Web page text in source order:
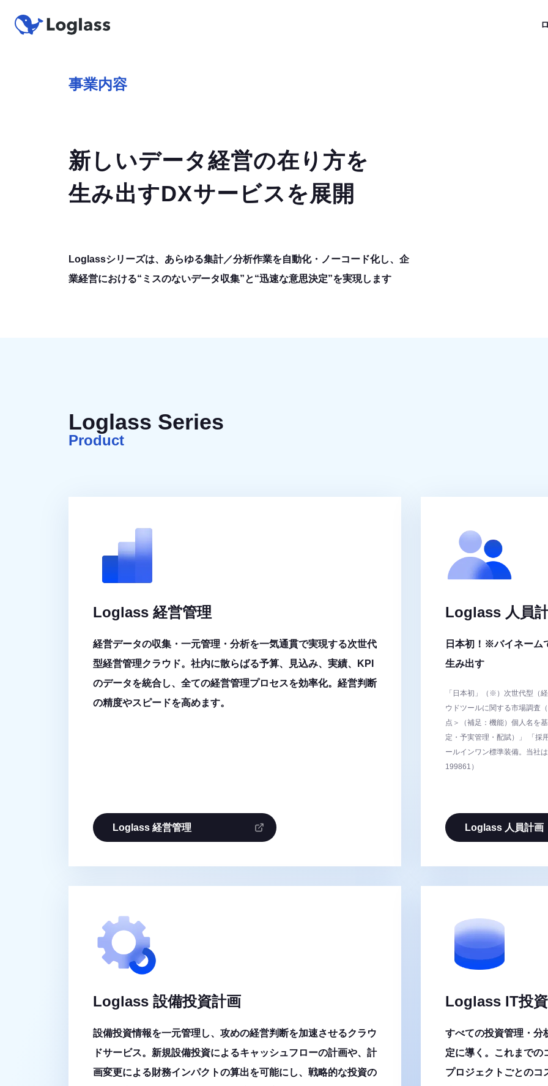
事業内容
新しいデータ経営の在り方を
生み出すDXサービスを展開
Loglassシリーズは、あらゆる集計／分析作業を自動化・ノーコード化し、企
業経営における“ミスのないデータ収集”と“迅速な意思決定”を実現します
Loglass Series
Product
Loglass 経営管理
経営データの収集・一元管理・分析を一気通貫で実現する次世代
型経営管理クラウド。社内に散らばる予算、見込み、実績、KPI
のデータを統合し、全ての経営管理プロセスを効率化。経営判断
の精度やスピードを高めます。
Loglass 経営管理
Loglass 人員
日本初！※バイネーム
生み出す
「日本初」（※）次世代型（
ウドツールに関する市場調査
点＞（補足：機能）個人名を
定・予実管理・配賦）」 「採
ールインワン標準装備。当社
199861）
Loglass 人員計画
Loglass 設備投資計画
設備投資情報を一元管理し、攻めの経営判断を加速させるクラウ
ドサービス。新規設備投資によるキャッシュフローの計画や、計
画変更による財務インパクトの算出を可能にし、戦略的な投資の
Loglass IT投
すべての投資管理・分
定に導く。これまでの
プロジェクトごとのコ